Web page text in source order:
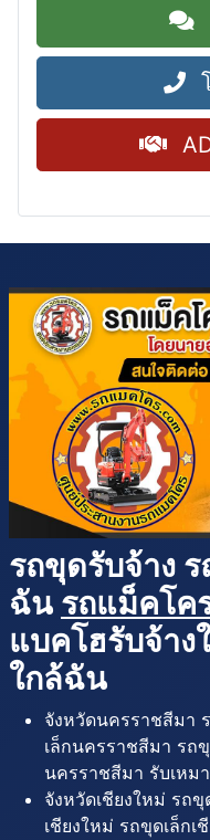
รถขุดรับจ้าง
ฉัน รถแม็คโค
แบคโฮรับจ้าง
ใกล้ฉัน
จังหวัดนครราชสีมา
เล็กนครราชสีมา รถ
นครราชสีมา รับเหม
จังหวัดเชียงใหม่ รถ
เชียงใหม่ รถขุดเล็กเ